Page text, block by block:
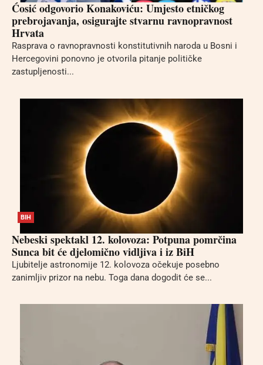
Ćosić odgovorio Konakoviću: Umjesto etničkog
prebrojavanja, osigurajte stvarnu ravnopravnost
Hrvata
Rasprava o ravnopravnosti konstitutivnih naroda u Bosni i
Hercegovini ponovno je otvorila pitanje političke
zastupljenosti...
BIH
Nebeski spektakl 12. kolovoza: Potpuna pomrčina
Sunca bit će djelomično vidljiva i iz BiH
Ljubitelje astronomije 12. kolovoza očekuje posebno
zanimljiv prizor na nebu. Toga dana dogodit će se...